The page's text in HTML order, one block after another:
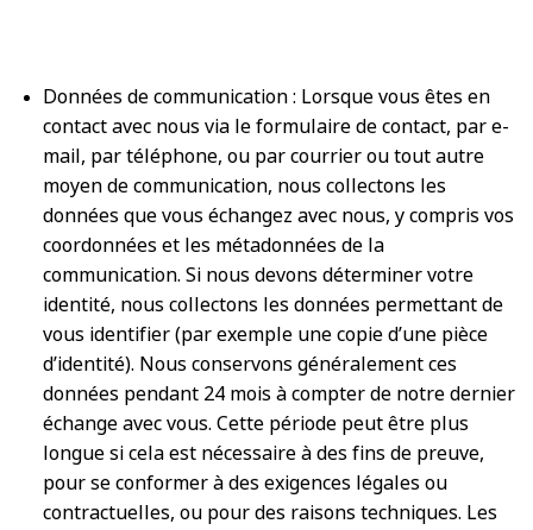
Données de communication : Lorsque vous êtes en
contact avec nous via le formulaire de contact, par e-
mail, par téléphone, ou par courrier ou tout autre
moyen de communication, nous collectons les
données que vous échangez avec nous, y compris vos
coordonnées et les métadonnées de la
communication. Si nous devons déterminer votre
identité, nous collectons les données permettant de
vous identifier (par exemple une copie d’une pièce
d’identité). Nous conservons généralement ces
données pendant 24 mois à compter de notre dernier
échange avec vous. Cette période peut être plus
longue si cela est nécessaire à des fins de preuve,
pour se conformer à des exigences légales ou
contractuelles, ou pour des raisons techniques. Les